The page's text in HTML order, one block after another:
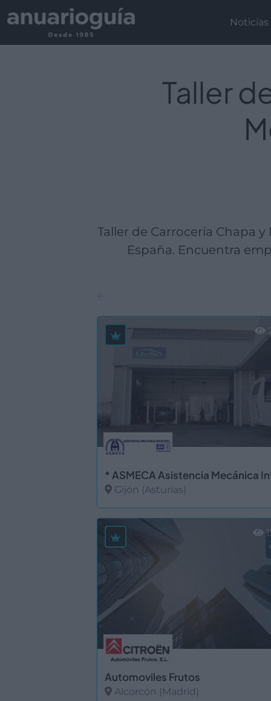
Noticias
Taller
Taller de Carrocería Chapa
España. Encuentra
Gijón (Asturias)
Automoviles Frutos
Alcorcón (Madrid)
Empresa:
Actividad:
Lugar: